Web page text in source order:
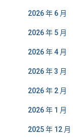
2026 年 6 月
2026 年 5 月
2026 年 4 月
2026 年 3 月
2026 年 2 月
2026 年 1 月
2025 年 12 月